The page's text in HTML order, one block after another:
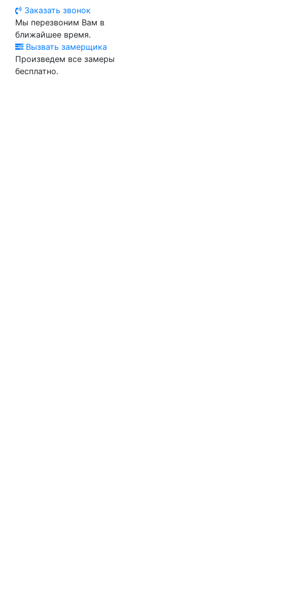
Заказать звонок
Мы перезвоним Вам в
ближайшее время.
Вызвать замерщика
Произведем все замеры
бесплатно.